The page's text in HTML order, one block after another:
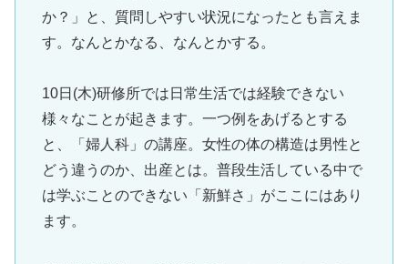
か？」と、質問しやすい状況になったとも言えま
す。なんとかなる、なんとかする。
10日(木)研修所では日常生活では経験できない
様々なことが起きます。一つ例をあげるとする
と、「婦人科」の講座。女性の体の構造は男性と
どう違うのか、出産とは。普段生活している中で
は学ぶことのできない「新鮮さ」がここにはあり
ます。